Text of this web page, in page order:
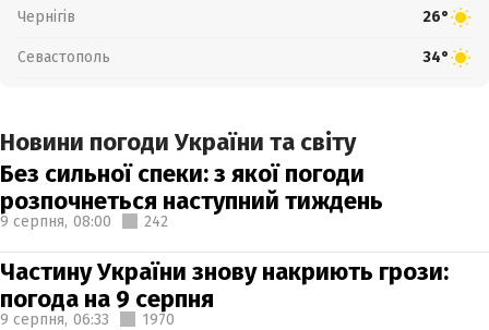
Чернігів 26°
Севастополь 34°
Новини погоди України та світу
Без сильної спеки: з якої погоди
розпочнеться наступний тиждень
9 серпня, 08:00 242
Частину України знову накриють грози:
погода на 9 серпня
9 серпня, 06:33 1970